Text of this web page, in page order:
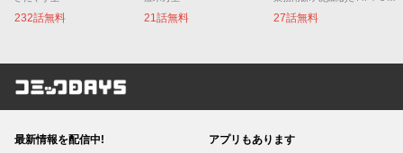
232話無料 21話無料 27話無料
コミックDAYS
最新情報を配信中! アプリもあります